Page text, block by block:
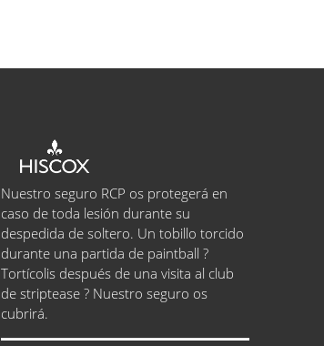
Nuestro seguro RCP os protegerá en
caso de toda lesión durante su
despedida de soltero. Un tobillo torcido
durante una partida de paintball ?
Tortícolis después de una visita al club
de striptease ? Nuestro seguro os
cubrirá.